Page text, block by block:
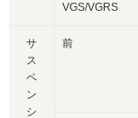
VGS/VGRS
サ
ス
ペ
ン
シ
前